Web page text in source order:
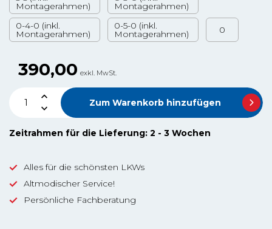
Montagerahmen)
Montagerahmen)
0-4-0 (inkl.
Montagerahmen)
0-5-0 (inkl.
Montagerahmen) 0
390,00 exkl. MwSt.
Zum Warenkorb hinzufügen
Zeitrahmen für die Lieferung: 2 - 3 Wochen
Alles für die schönsten LKWs
Altmodischer Service!
Persönliche Fachberatung